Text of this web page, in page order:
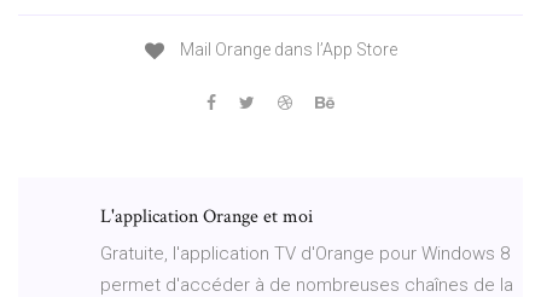
‎Mail Orange dans l’App Store
L'application Orange et moi
Gratuite, l'application TV d'Orange pour Windows 8
permet d'accéder à de nombreuses chaînes de la